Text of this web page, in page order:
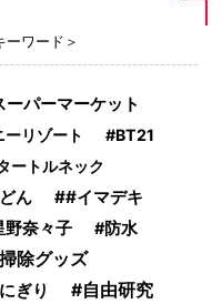
ーワード＞
ーパーマーケット
リゾート
BT21
ートルネック
ん
#イマデキ
野奈々子 防水
除グッズ
ぎり 自由研究